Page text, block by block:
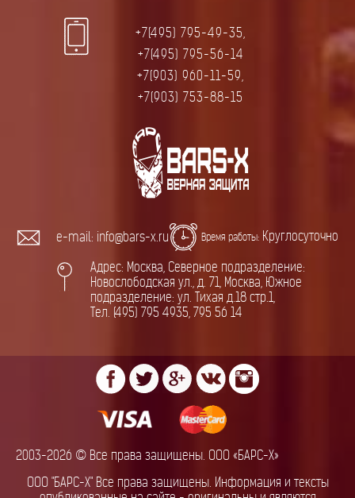
e-mail: info@bars-x.ru Время работы: Круглосуточно
Адрес: Москва, Северное подразделение:
Новослободская ул., д. 71, Москва, Южное
подразделение: ул. Тихая д.18 стр.1,
Тел. (495) 795 4935, 795 56 14
+7(495) 795-49-35,
+7(495) 795-56-14
+7(903) 960-11-59,
+7(903) 753-88-15
2003-2026 © Все права защищены. ООО «БАРС-Х»
ООО "БАРС-Х" Все права защищены. Информация и тексты